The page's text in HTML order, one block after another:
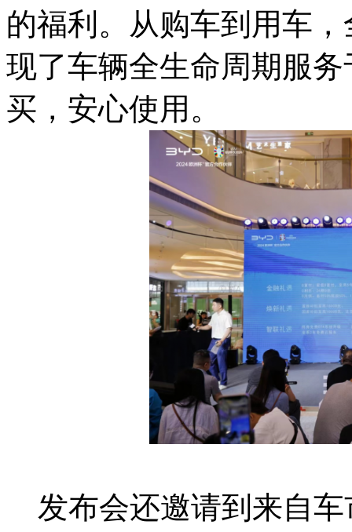
的福利。从购车到用车
现了车辆全生命周期服
买，安心使用。
发布会还邀请到来自车